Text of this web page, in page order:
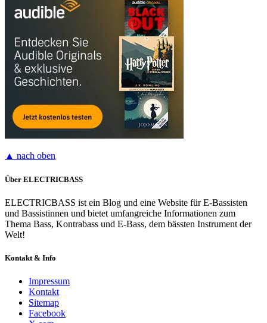
▲ nach oben
Über ELECTRICBASS
ELECTRICBASS ist ein Blog und eine Website für E-Bassisten
und Bassistinnen und bietet umfangreiche Informationen zum
Thema Bass, Kontrabass und E-Bass, dem bässten Instrument der
Welt!
Kontakt & Info
Impressum
Kontakt
Sitemap
Facebook